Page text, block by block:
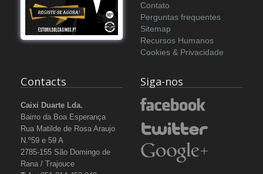
Contato
Perguntas frequentes
Sitemap
Recursos Humanos
Cookies & Privacidade
Contacts
Caixi Duarte Lda.
Bairro da Boa Esperança
Rua Matilde de Rosa Araujo
N.º59 e 59 A
2785-155 São Domingo de
Rana / Trajouce
Siga-nos